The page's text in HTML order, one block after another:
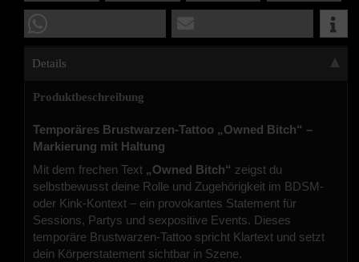
Details
Produktbeschreibung
Temporäres Brustwarzen-Tattoo „Owned Bitch“ –
Markierung mit Haltung
Mit dem frechen Text „Owned Bitch“ zeigst du
selbstbewusst deine Rolle und Zugehörigkeit im BDSM-
oder Kink-Kontext – ein provokantes Statement für
Sessions, Partys und sexpositive Events. Dieses
temporäre Brustwarzen-Tattoo spricht Klartext und setzt
dein Körperstatement sichtbar in Szene.